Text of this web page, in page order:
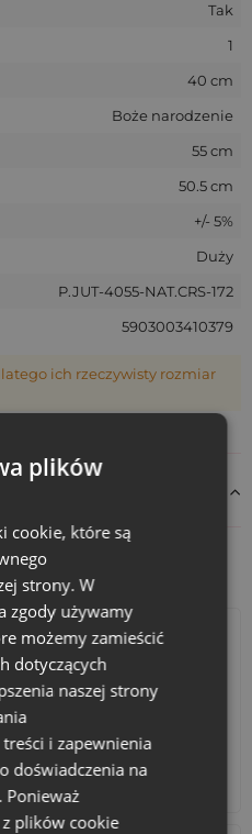
Tak
1
40 cm
Boże narodzenie
55 cm
50.5 cm
+/- 5%
Duży
P.JUT-4055-NAT.CRS-172
5903003410379
ich rzeczywisty rozmiar
z przepisami:
produkty:
Torby bawełniane
plików
cookie, które są
strony. W
zgody używamy
możemy zamieścić
dotyczących
naszej strony
i zapewnienia
doświadczenia na
plików cookie